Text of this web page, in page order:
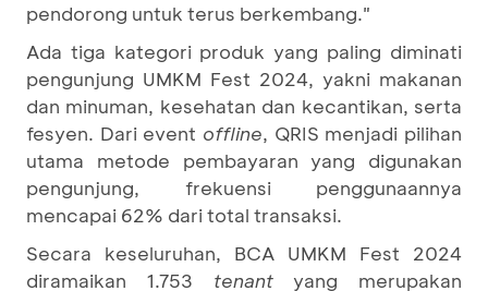
pendorong untuk terus berkembang."
Ada tiga kategori produk yang paling diminati
pengunjung UMKM Fest 2024, yakni makanan
dan minuman, kesehatan dan kecantikan, serta
fesyen. Dari event offline, QRIS menjadi pilihan
utama metode pembayaran yang digunakan
pengunjung, frekuensi penggunaannya
mencapai 62% dari total transaksi.
Secara keseluruhan, BCA UMKM Fest 2024
diramaikan 1.753 tenantyang merupakan